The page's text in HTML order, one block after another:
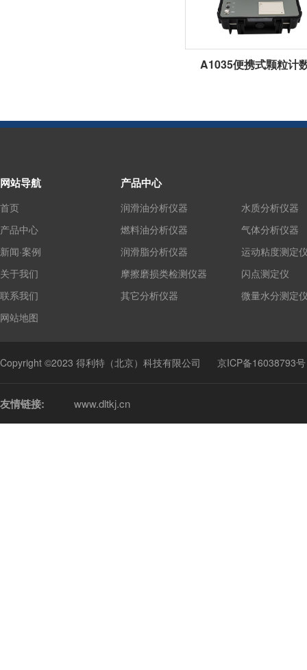
A1035便携式颗粒计
网站导航
首页
产品中心
新闻·案例
关于我们
联系我们
网站地图
产品中心
润滑油分析仪器
燃料油分析仪器
润滑脂分析仪器
摩擦磨损类检测仪器
其它分析仪器
水质分析仪器
气体分析仪器
运动粘度测定
闪点测定仪
微量水分测定
Copyright ©2023 得利特（北京）科技有限公司 京ICP备16038793号
友情链接: www.dltkj.cn